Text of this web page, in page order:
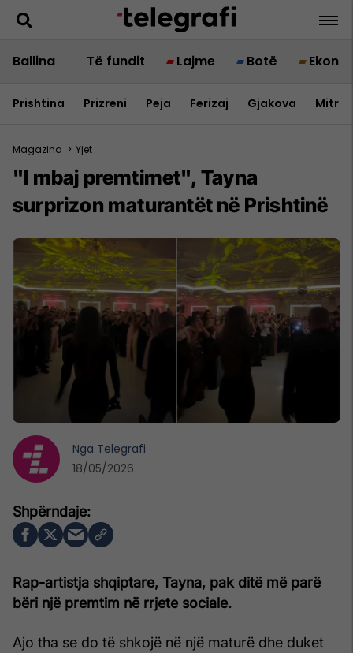
Ballina Të fundit Lajme Botë
Prishtina Prizreni Peja Ferizaj Gjakova
Magazina > Yjet
"I mbaj premtimet", Tayna
surprizon maturantët në Prishtinë
Rap-artistja shqiptare, Tayna, pak ditë më parë
bëri një premtim në rrjete sociale.
Ajo tha se do të shkojë në një maturë dhe duket
Nga Telegrafi
18/05/2026